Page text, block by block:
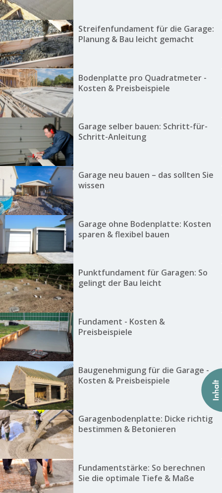
Streifenfundament für die Garage:
Planung & Bau leicht gemacht
Bodenplatte pro Quadratmeter -
Kosten & Preisbeispiele
Garage selber bauen: Schritt-für-
Schritt-Anleitung
Garage neu bauen – das sollten Sie
wissen
Garage ohne Bodenplatte: Kosten
sparen & flexibel bauen
Punktfundament für Garagen: So
gelingt der Bau leicht
Fundament - Kosten &
Preisbeispiele
Baugenehmigung für die Garage -
Kosten & Preisbeispiele
Garagenbodenplatte: Dicke richtig
bestimmen & Betonieren
Fundamentstärke: So berechnen
Sie die optimale Tiefe & Maße